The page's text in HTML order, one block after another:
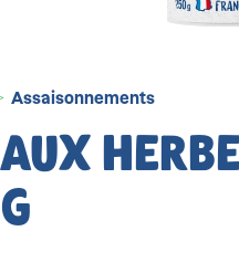
Assaisonnements